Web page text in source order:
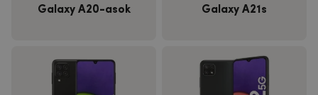
Galaxy A20-asok Galaxy A21s